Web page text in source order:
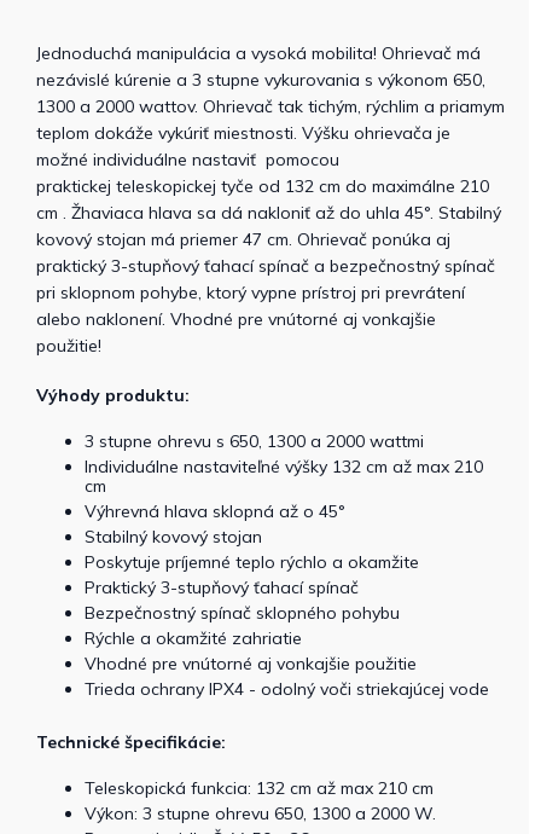
Jednoduchá manipulácia a vysoká mobilita! Ohrievač má
nezávislé kúrenie a 3 stupne vykurovania s výkonom 650,
1300 a 2000 wattov. Ohrievač tak tichým, rýchlim a priamym
teplom dokáže vykúriť miestnosti. Výšku ohrievača je
možné individuálne nastaviť pomocou
praktickej teleskopickej tyče od 132 cm do maximálne 210
cm . Žhaviaca hlava sa dá nakloniť až do uhla 45°. Stabilný
kovový stojan má priemer 47 cm. Ohrievač ponúka aj
praktický 3-stupňový ťahací spínač a bezpečnostný spínač
pri sklopnom pohybe, ktorý vypne prístroj pri prevrátení
alebo naklonení. Vhodné pre vnútorné aj vonkajšie
použitie!
Výhody produktu:
3 stupne ohrevu s 650, 1300 a 2000 wattmi
Individuálne nastaviteľné výšky 132 cm až max 210
cm
Výhrevná hlava sklopná až o 45°
Stabilný kovový stojan
Poskytuje príjemné teplo rýchlo a okamžite
Praktický 3-stupňový ťahací spínač
Bezpečnostný spínač sklopného pohybu
Rýchle a okamžité zahriatie
Vhodné pre vnútorné aj vonkajšie použitie
Trieda ochrany IPX4 - odolný voči striekajúcej vode
Technické špecifikácie:
Teleskopická funkcia: 132 cm až max 210 cm
Výkon: 3 stupne ohrevu 650, 1300 a 2000 W.